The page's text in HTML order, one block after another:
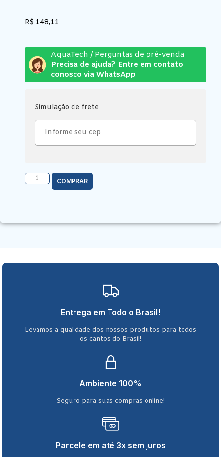
R$ 148,11
AquaTech / Perguntas de pré-venda
Precisa de ajuda? Entre em contato
conosco via WhatsApp
Simulação de frete
COMPRAR
Entrega em Todo o Brasil!
Levamos a qualidade dos nossos produtos para todos
os cantos do Brasil!
Ambiente 100%
Seguro para suas compras online!
Parcele em até 3x sem juros